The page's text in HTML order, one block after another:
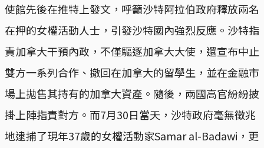
使館先後在推特上發文，呼籲沙特阿拉伯政府釋放兩名
在押的女權活動人士，引發沙特國內強烈反應。沙特指
責加拿大干預內政，不僅驅逐加拿大大使，還宣布中止
雙方一系列合作、撤回在加拿大的留學生，並在金融市
場上拋售其持有的加拿大資產。隨後，兩國高官紛紛披
掛上陣指責對方。而7月30日當天，沙特政府毫無徵兆
地逮捕了現年37歲的女權活動家Samar al-Badawi，更